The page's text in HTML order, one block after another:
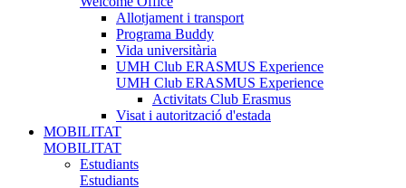
Allotjament i transport
Programa Buddy
Vida universitària
UMH Club ERASMUS Experience
UMH Club ERASMUS Experience
Activitats Club Erasmus
Visat i autorització d'estada
MOBILITAT
MOBILITAT
Estudiants
Estudiants